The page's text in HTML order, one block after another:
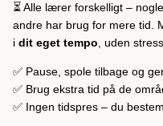
⏳ Alle lærer forskelligt –
andre har brug for mere tid.
i dit eget tempo , uden
✅ Pause, spole tilbage og
✅ Brug ekstra tid på de
✅ Ingen tidspres – du